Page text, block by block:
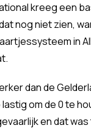
kreeg een
nog niet zien,
in
dan de
om de 0 te
en dat